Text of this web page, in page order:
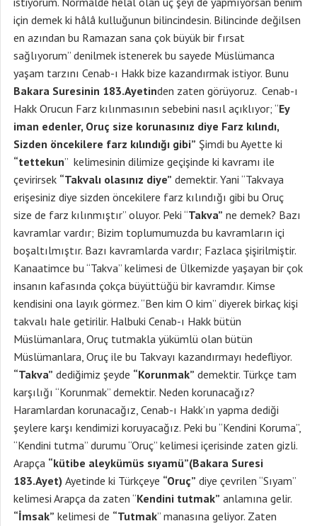
için demek ki hâlâ kulluğunun bilincindesin. Bilincinde değilsen
en azından bu Ramazan sana çok büyük bir fırsat
sağlıyorum” denilmek istenerek bu sayede Müslümanca
yaşam tarzını Cenab-ı Hakk bize kazandırmak istiyor. Bunu
Bakara Suresinin 183.Ayetinden zaten görüyoruz. Cenab-ı
Hakk Orucun Farz kılınmasının sebebini nasıl açıklıyor; “Ey
iman edenler, Oruç size korunasınız diye Farz kılındı,
Sizden öncekilere farz kılındığı gibi” Şimdi bu Ayette ki
“tettekun” kelimesinin dilimize geçişinde ki kavramı ile
çevirirsek “Takvalı olasınız diye” demektir. Yani “Takvaya
erişesiniz diye sizden öncekilere farz kılındığı gibi bu Oruç
size de farz kılınmıştır” oluyor. Peki “Takva” ne demek? Bazı
kavramlar vardır; Bizim toplumumuzda bu kavramların içi
boşaltılmıştır. Bazı kavramlarda vardır; Fazlaca şişirilmiştir.
Kanaatimce bu “Takva” kelimesi de Ülkemizde yaşayan bir çok
insanın kafasında çokça büyüttüğü bir kavramdır. Kimse
kendisini ona layık görmez. “Ben kim O kim” diyerek birkaç kişi
takvalı hale getirilir. Halbuki Cenab-ı Hakk bütün
Müslümanlara, Oruç tutmakla yükümlü olan bütün
Müslümanlara, Oruç ile bu Takvayı kazandırmayı hedefliyor.
“Takva” dediğimiz şeyde “Korunmak” demektir. Türkçe tam
karşılığı “Korunmak” demektir. Neden korunacağız?
Haramlardan korunacağız, Cenab-ı Hakk’ın yapma dediği
şeylere karşı kendimizi koruyacağız. Peki bu “Kendini Koruma”,
“Kendini tutma” durumu “Oruç” kelimesi içerisinde zaten gizli.
Arapça “kütibe aleykümüs sıyamü”(Bakara Suresi
183.Ayet) Ayetinde ki Türkçeye “Oruç” diye çevrilen “Sıyam”
kelimesi Arapça da zaten “Kendini tutmak” anlamına gelir.
“İmsak” kelimesi de “Tutmak” manasına geliyor. Zaten